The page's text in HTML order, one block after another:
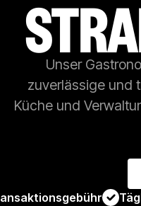
Unser
zuverlässige und
Küche und